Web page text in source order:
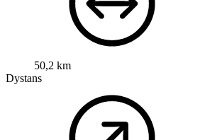
50,2 km
Dystans